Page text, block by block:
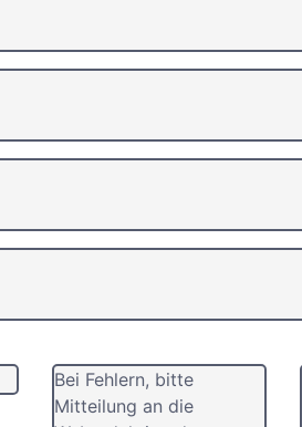
Bei Fehlern, bitte
Mitteilung an die